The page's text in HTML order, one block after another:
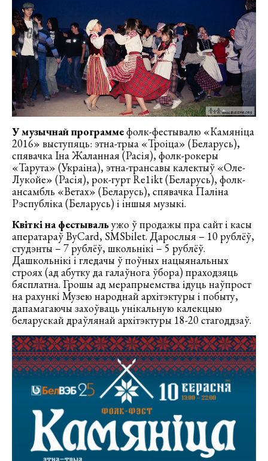
У музычнай программефолк-фестывалю «Камяніца
2016» выступяць: этна-трыа «Троіца» (Беларусь),
спявачка Іна Жаланная (Расія), фолк-рокеры
«Тарута» (Украіна), этна-трансавы калектыў «Оле-
Лукойе» (Расія), рок-гурт Re1ikt (Беларусь), фолк-
ансамбль «Ветах» (Беларусь), спявачка Паліна
Рэспубліка (Беларусь) і іншыя музыкі.
Квіткі на фестывальужо ў продажы пра сайт і касы
аператараў ByCard, SMSbilet. Дарослыя – 10 рублёў,
студэнты – 7 рублёў, школьнікі – 5 рублёў.
Дашкольнікі і гледачы ў поўных нацыянальных
строях (ад абутку да галаўнога ўбора) праходзяць
бясплатна. Грошы ад мерапрыемства ідуць наўпрост
на рахункі Музею народнай архітэктуры і побыту,
дапамагаючы захоўваць унікальную калекцыю
беларускай драўлянай архітэктуры 18-20 стагоддзаў.